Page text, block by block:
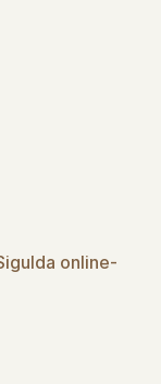
online-